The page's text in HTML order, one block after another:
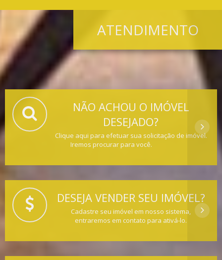
ATENDIMENTO
NÃO ACHOU O IMÓVEL
DESEJADO?
Clique aqui para efetuar sua solicitação de imóvel.
Iremos procurar para você.
DESEJA VENDER SEU IMÓVEL?
Cadastre seu imóvel em nosso sistema,
entraremos em contato para ativá-lo.